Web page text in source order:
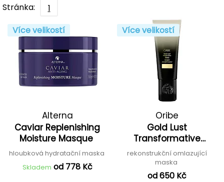
Stránka:
1
Více velikostí
Alterna
Caviar Replenishing
Moisture Masque
hloubková hydratační maska
Skladem od 778 Kč
Více velikostí
Oribe
Gold Lust
Transformative
Masque
rekonstrukční omlazující
maska
od 650 Kč